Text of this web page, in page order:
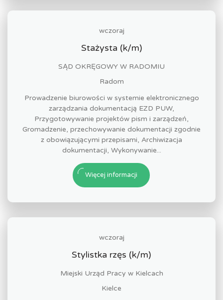
wczoraj
Stażysta (k/m)
SĄD OKRĘGOWY W RADOMIU
Radom
Prowadzenie biurowości w systemie elektronicznego
zarządzania dokumentacją EZD PUW,
Przygotowywanie projektów pism i zarządzeń,
Gromadzenie, przechowywanie dokumentacji zgodnie
z obowiązującymi przepisami, Archiwizacja
dokumentacji, Wykonywanie...
Więcej informacji
wczoraj
Stylistka rzęs (k/m)
Miejski Urząd Pracy w Kielcach
Kielce